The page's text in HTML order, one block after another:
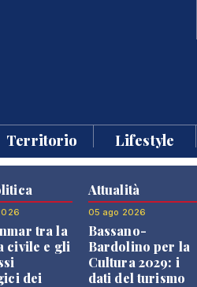
Territorio Lifestyle
tra la
civile e gli
dei
Attualità
05 ago 2026
Bassano-
Bardolino per la
Cultura 2029: i
dati del turismo